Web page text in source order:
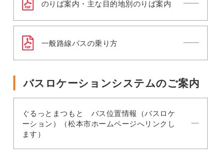
のりば案内・主な目的地別のりば案内
一般路線バスの乗り方
バスロケーションシステムのご案内
ぐるっとまつもと バス位置情報（バスロケ
ーション）（松本市ホームページへリンクし
ます）